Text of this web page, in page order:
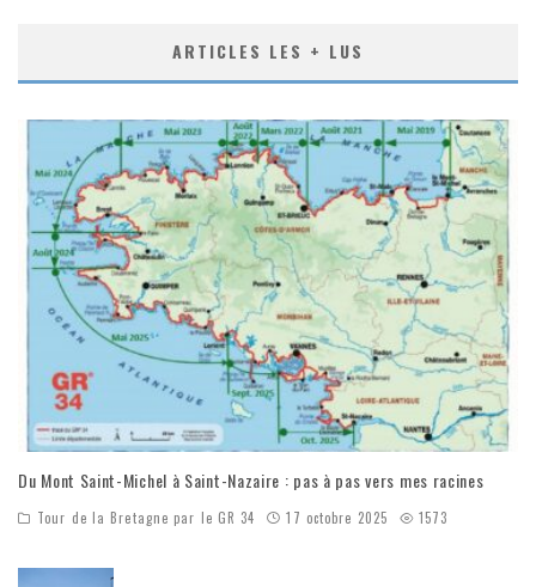
ARTICLES LES + LUS
Du Mont Saint-Michel à Saint-Nazaire : pas à pas vers mes racines
Tour de la Bretagne par le GR 34 17 octobre 2025 1573